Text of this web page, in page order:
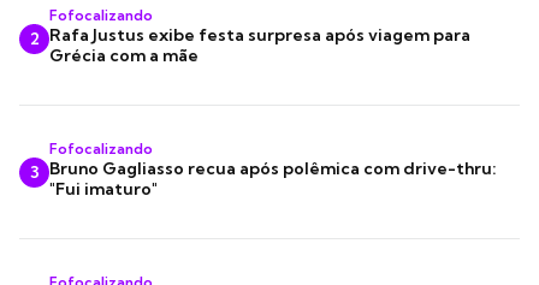
2
Fofocalizando
Rafa Justus exibe festa surpresa após viagem para
Grécia com a mãe
3
Fofocalizando
Bruno Gagliasso recua após polêmica com drive-thru:
"Fui imaturo"